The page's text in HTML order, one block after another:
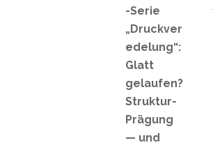
-Serie
„Druckver
edelung“:
Glatt
gelaufen?
Struktur-
Prägung
— und